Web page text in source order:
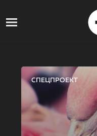
СПЕЦПРОЕКТ